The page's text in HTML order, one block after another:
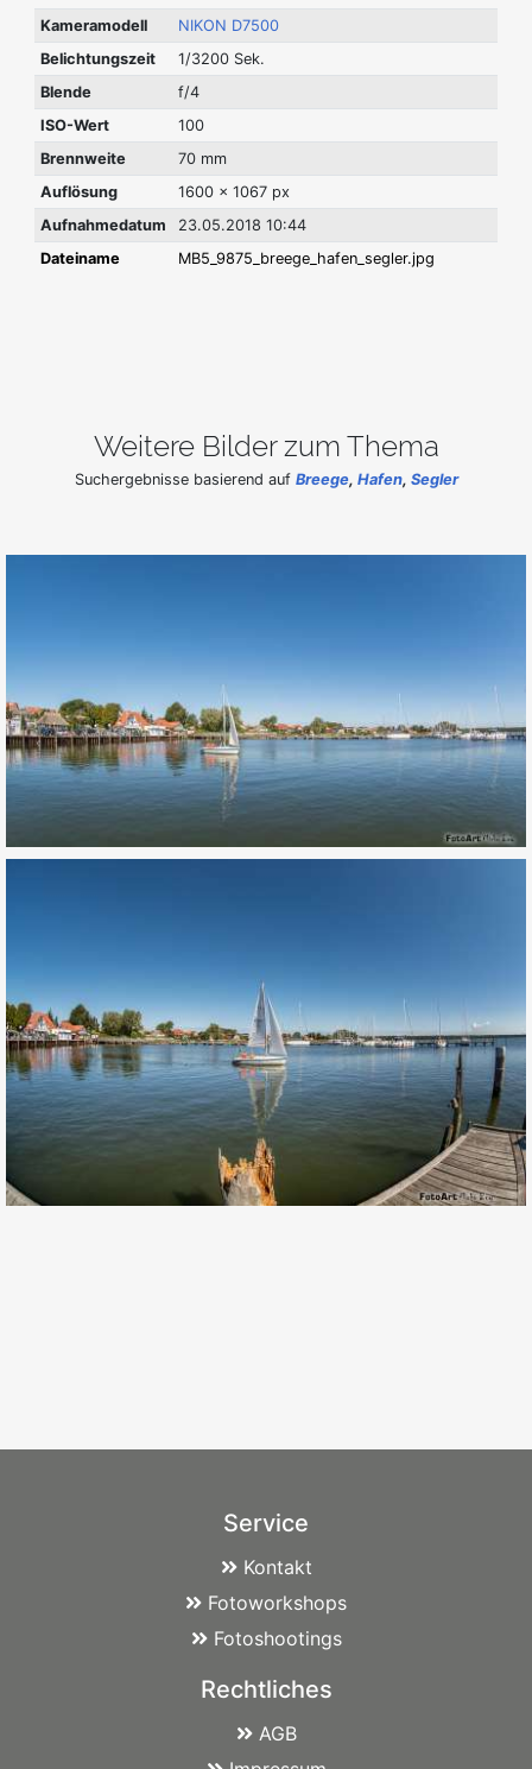
Kameramodell
NIKON D7500
Belichtungszeit
1/3200 Sek.
Blende
f/4
ISO-Wert
100
Brennweite
70 mm
Auflösung
1600 x 1067 px
Aufnahmedatum
23.05.2018 10:44
Dateiname
MB5_9875_breege_hafen_segler.jpg
Weitere Bilder zum Thema
Suchergebnisse basierend auf Breege, Hafen, Segler
Service
Kontakt
Fotoworkshops
Fotoshootings
Rechtliches
AGB